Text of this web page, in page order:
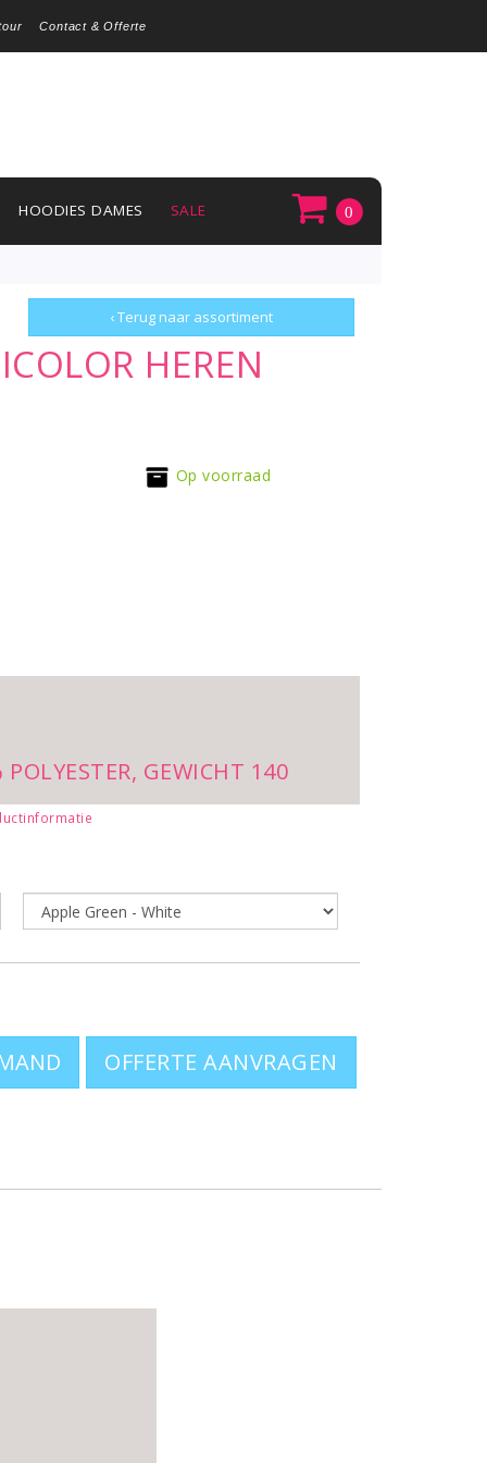
Contact & Offerte
HOODIES DAMES SALE 0
‹ Terug naar assortiment
HEREN
Op voorraad
POLYESTER, GEWICHT 140
RAGLAN MOUWEN, CONTRAST
FIT MODEL
OFFERTE AANVRAGEN